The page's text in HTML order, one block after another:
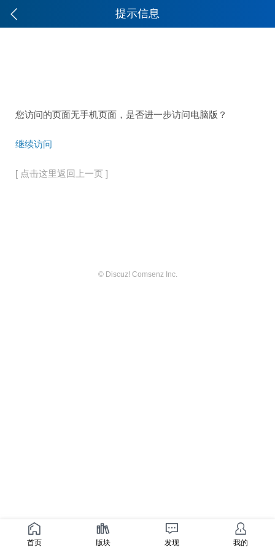
提示信息
您访问的页面无手机页面，是否进一步访问电脑版？
继续访问
[ 点击这里返回上一页 ]
© Discuz! Comsenz Inc.
首页 版块 发现 我的